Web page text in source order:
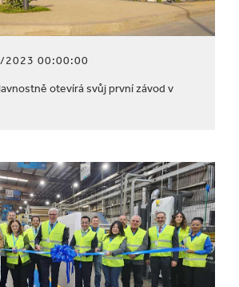
00:00:00
otevírá svůj první závod v